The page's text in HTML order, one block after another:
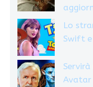
Lo
Swift
Avatar